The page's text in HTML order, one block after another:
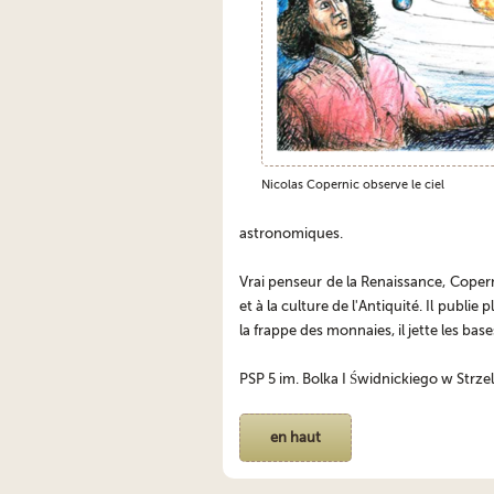
Nicolas Copernic observe le ciel
astronomiques.
Vrai penseur de la Renaissance,
et à la culture de l'Antiquité. Il publie
la frappe des monnaies, il jette les
PSP 5 im. Bolka I Świdnickiego w
en haut